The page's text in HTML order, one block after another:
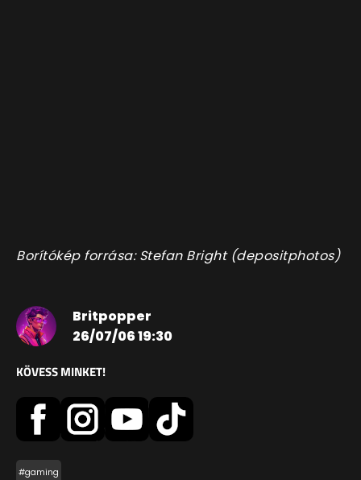
Borítókép forrása: Stefan Bright (depositphotos)
Britpopper
26/07/06 19:30
KÖVESS MINKET!
#gaming